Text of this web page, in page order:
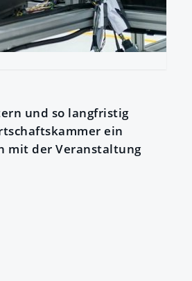
und so langfristig
ein
mit der Veranstaltung